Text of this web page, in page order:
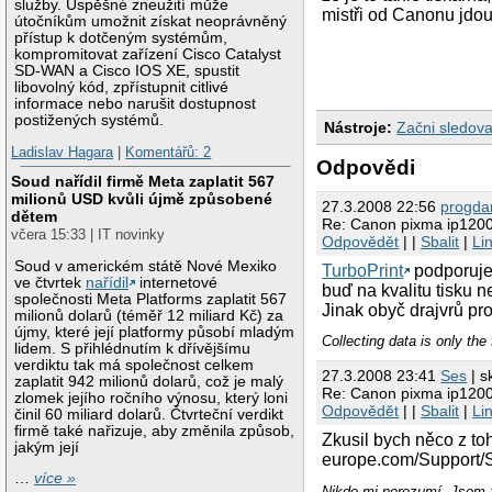
služby. Úspěšné zneužití může
útočníkům umožnit získat neoprávněný
přístup k dotčeným systémům,
kompromitovat zařízení Cisco Catalyst
SD-WAN a Cisco IOS XE, spustit
libovolný kód, zpřístupnit citlivé
informace nebo narušit dostupnost
postižených systémů.
Ladislav Hagara| Komentářů: 2
Soud nařídil firmě Meta zaplatit 567
milionů USD kvůli újmě způsobené
dětem
včera 15:33 | IT novinky
Soud v americkém státě Nové Mexiko
ve čtvrtek nařídil
internetové
společnosti Meta Platforms zaplatit 567
milionů dolarů (téměř 12 miliard Kč) za
újmy, které její platformy působí mladým
lidem. S přihlédnutím k dřívějšímu
verdiktu tak má společnost celkem
zaplatit 942 milionů dolarů, což je malý
zlomek jejího ročního výnosu, který loni
činil 60 miliard dolarů. Čtvrteční verdikt
firmě také nařizuje, aby změnila způsob,
jakým její
…více »
mistři od Canonu
Nástroje: Začni
Odpovědi
27.3.2008 22:56
Re: Canon pixma
Odpovědět | |Sbalit |
TurboPrint
buď na kvalitu tisku
Jinak obyč drajvrů
Collecting data is only
27.3.2008 23:41Ses |
Re: Canon pixma
Odpovědět | |Sbalit |
Zkusil bych něco z
europe.com/